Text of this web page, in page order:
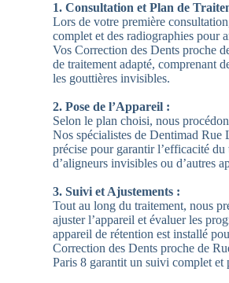
1. Consultation et Plan de
Lors de votre première
complet et des radiographies pour
Vos Correction des Dents proche
de traitement adapté, comprenant
les gouttières invisibles.
2. Pose de l’Appareil :
Selon le plan choisi, nous
Nos spécialistes de Dentimad Rue
précise pour garantir l’efficacité du
d’aligneurs invisibles ou d’autres
3. Suivi et Ajustements :
Tout au long du traitement, nous
ajuster l’appareil et évaluer les
appareil de rétention est installé
Correction des Dents proche de
Paris 8 garantit un suivi complet et